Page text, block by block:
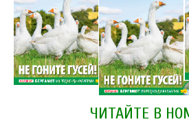
ЧИТАЙТЕ В